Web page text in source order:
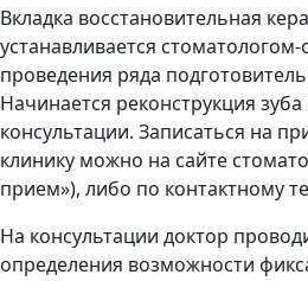
Вкладка восстановительная
устанавливается
проведения ряда
Начинается реконструкция
консультации. Записаться на
клинику можно на сайте
прием»), либо по контактному
На консультации доктор
определения возможности